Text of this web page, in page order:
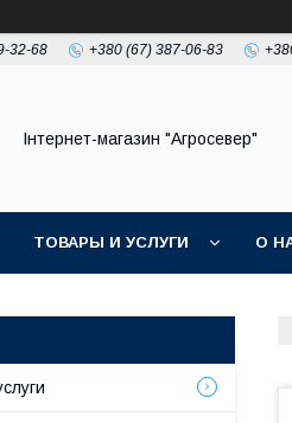
32-68 +380 (67) 387-06-83
Інтернет-магазин "Агросевер"
ТОВАРЫ И УСЛУГИ О